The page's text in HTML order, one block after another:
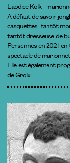
Laodice Kolk -
A défaut de savoir
casquettes : tantôt
tantôt dresseuse de
Personnes en 2021
spectacle de
Elle est également
de Groix.